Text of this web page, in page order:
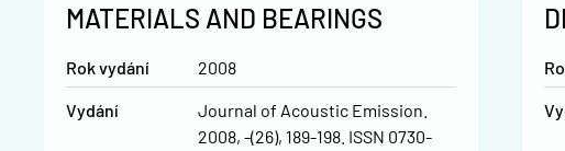
MATERIALS AND BEARINGS
Rok vydání 2008
Vydání
Journal of Acoustic Emission.
2008, -(26), 189-198. ISSN 0730-